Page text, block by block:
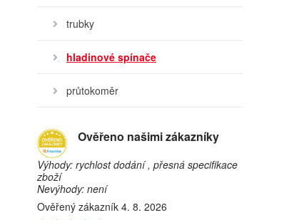
trubky
hladinové spínače
průtokoměr
Ověřeno našimi zákazníky
Výhody: rychlost dodání , přesná specifikace
zboží
Nevýhody: není
Ověřený zákazník 4. 8. 2026